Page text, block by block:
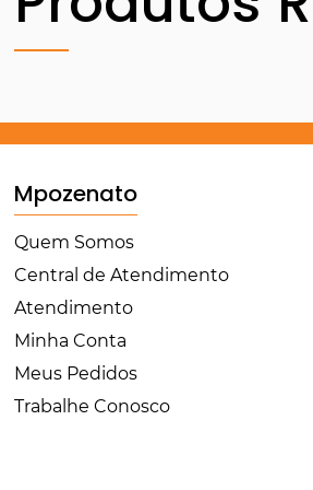
Mpozenato
Quem Somos
Central de Atendimento
Atendimento
Minha Conta
Meus Pedidos
Trabalhe Conosco